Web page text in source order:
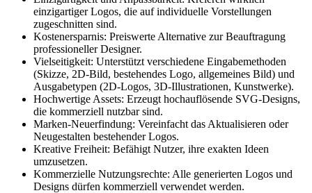
einzigartiger Logos, die auf individuelle Vorstellungen
zugeschnitten sind.
Kostenersparnis: Preiswerte Alternative zur Beauftragung
professioneller Designer.
Vielseitigkeit: Unterstützt verschiedene Eingabemethoden
(Skizze, 2D-Bild, bestehendes Logo, allgemeines Bild) und
Ausgabetypen (2D-Logos, 3D-Illustrationen, Kunstwerke).
Hochwertige Assets: Erzeugt hochauflösende SVG-Designs,
die kommerziell nutzbar sind.
Marken-Neuerfindung: Vereinfacht das Aktualisieren oder
Neugestalten bestehender Logos.
Kreative Freiheit: Befähigt Nutzer, ihre exakten Ideen
umzusetzen.
Kommerzielle Nutzungsrechte: Alle generierten Logos und
Designs dürfen kommerziell verwendet werden.